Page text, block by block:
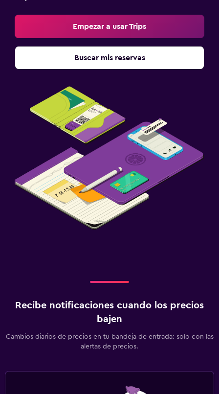
Lavandería
Empezar a usar Trips
Buscar mis reservas
Recibe notificaciones cuando los precios
bajen
Cambios diarios de precios en tu bandeja de entrada: solo con las
alertas de precios.